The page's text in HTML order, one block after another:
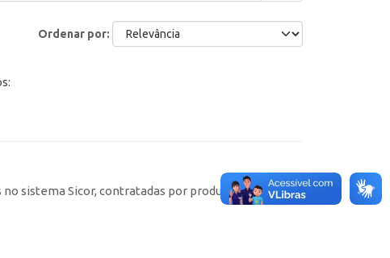
Ordenar por
sistema Sicor, contratadas por produtores rurais